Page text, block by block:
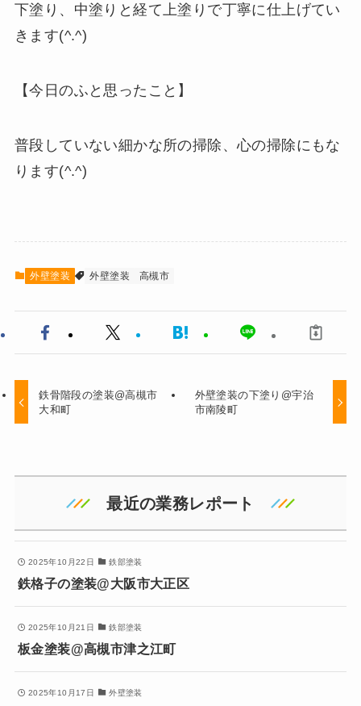
下塗り、中塗りと経て上塗りで丁寧に仕上げてい
きます(^.^)
【今日のふと思ったこと】
普段していない細かな所の掃除、心の掃除にもな
ります(^.^)
外壁塗装 外壁塗装 高槻市
鉄骨階段の塗装@高槻市
大和町
外壁塗装の下塗り@宇治
市南陵町
最近の業務レポート
2025年10月22日 鉄部塗装
鉄格子の塗装@大阪市大正区
2025年10月21日 鉄部塗装
板金塗装@高槻市津之江町
2025年10月17日 外壁塗装